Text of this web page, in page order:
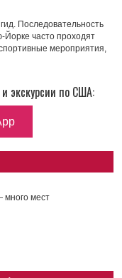
Последовательность
часто проходят
мероприятия,
экскурсии по США:
много мест